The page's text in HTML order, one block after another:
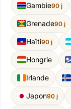
Gambie90 j
Grenade90 j
Haïti90 j
Hongrie
Irlande
Japon90 j